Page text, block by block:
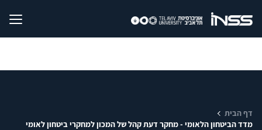
דף הבית
מדד‭ ‬הביטחון‭ ‬הלאומי‭ - ‬מחקר‭ ‬דעת‭ ‬קהל‭ ‬של‭ ‬המכון‭ ‬למחקרי‭ ‬ביטחון‭ ‬לאומי